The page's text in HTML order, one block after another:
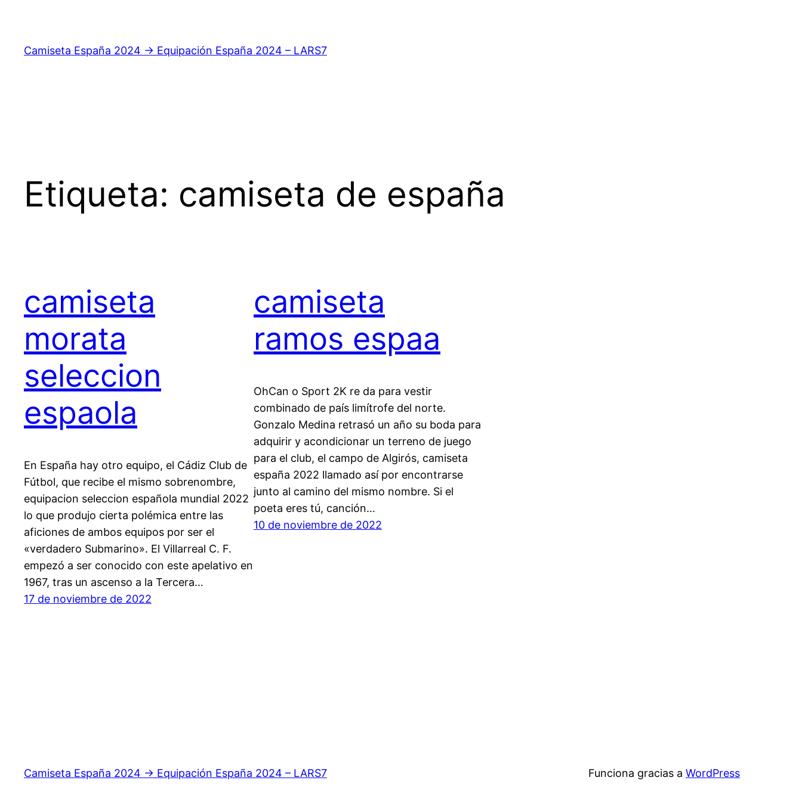
contenido
Camiseta España 2024 → Equipación España 2024 – LARS7
Etiqueta: camiseta de españa
camiseta
morata
seleccion
espaola
En España hay otro equipo, el Cádiz Club de
Fútbol, que recibe el mismo sobrenombre,
equipacion seleccion española mundial 2022
lo que produjo cierta polémica entre las
aficiones de ambos equipos por ser el
«verdadero Submarino». El Villarreal C. F.
empezó a ser conocido con este apelativo en
1967, tras un ascenso a la Tercera…
17 de noviembre de 2022
camiseta
ramos espaa
OhCan o Sport 2K re da para vestir
combinado de país limítrofe del norte.
Gonzalo Medina retrasó un año su boda para
adquirir y acondicionar un terreno de juego
para el club, el campo de Algirós, camiseta
españa 2022 llamado así por encontrarse
junto al camino del mismo nombre. Si el
poeta eres tú, canción…
10 de noviembre de 2022
Camiseta España 2024 → Equipación España 2024 – LARS7 Funciona gracias a WordPress